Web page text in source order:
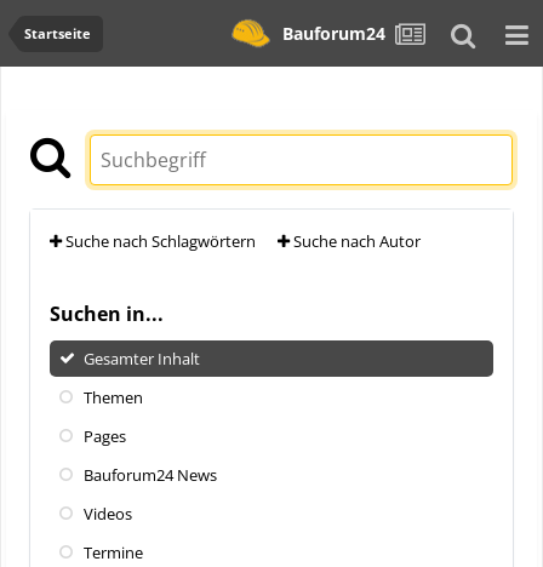
Startseite Bauforum24
Suche nach Schlagwörtern Suche nach Autor
Suchen in...
Gesamter Inhalt
Themen
Pages
Bauforum24 News
Videos
Termine